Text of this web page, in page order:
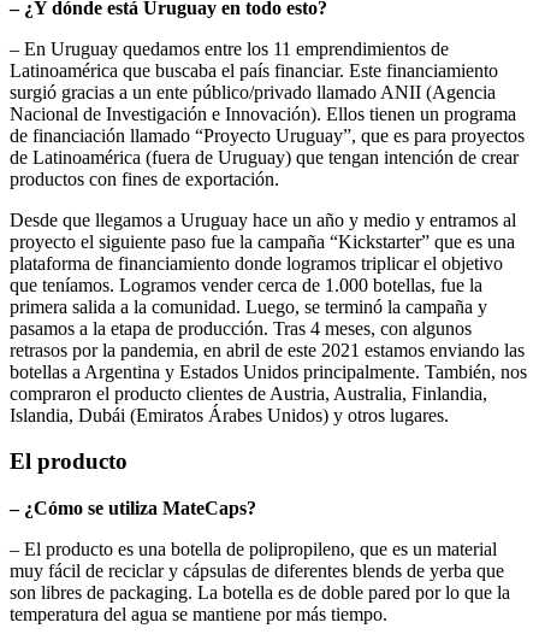
– ¿Y dónde está Uruguay en todo esto?
– En Uruguay quedamos entre los 11 emprendimientos de
Latinoamérica que buscaba el país financiar. Este financiamiento
surgió gracias a un ente público/privado llamado ANII (Agencia
Nacional de Investigación e Innovación). Ellos tienen un programa
de financiación llamado “Proyecto Uruguay”, que es para proyectos
de Latinoamérica (fuera de Uruguay) que tengan intención de crear
productos con fines de exportación.
Desde que llegamos a Uruguay hace un año y medio y entramos al
proyecto el siguiente paso fue la campaña “Kickstarter” que es una
plataforma de financiamiento donde logramos triplicar el objetivo
que teníamos. Logramos vender cerca de 1.000 botellas, fue la
primera salida a la comunidad. Luego, se terminó la campaña y
pasamos a la etapa de producción. Tras 4 meses, con algunos
retrasos por la pandemia, en abril de este 2021 estamos enviando las
botellas a Argentina y Estados Unidos principalmente. También, nos
compraron el producto clientes de Austria, Australia, Finlandia,
Islandia, Dubái (Emiratos Árabes Unidos) y otros lugares.
El producto
– ¿Cómo se utiliza MateCaps?
– El producto es una botella de polipropileno, que es un material
muy fácil de reciclar y cápsulas de diferentes blends de yerba que
son libres de packaging. La botella es de doble pared por lo que la
temperatura del agua se mantiene por más tiempo.